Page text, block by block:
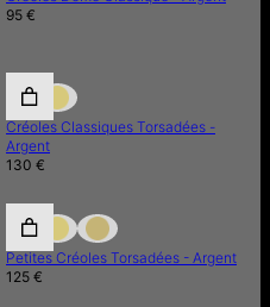
95 €
En Rupture de Stock
Créoles Classiques Torsadées -
Argent
130 €
Petites Créoles Torsadées - Argent
125 €